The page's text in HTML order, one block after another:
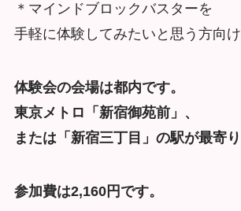
＊マインドブロックバスターを
手軽に体験してみたいと思う方向け
体験会の会場は都内です。
東京メトロ「新宿御苑前」、
または「新宿三丁目」の駅が最寄り
参加費は2,160円です。